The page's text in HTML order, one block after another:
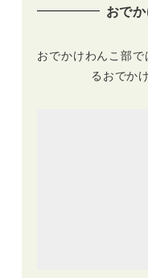
おで
おでかけわんこ部
るおでか